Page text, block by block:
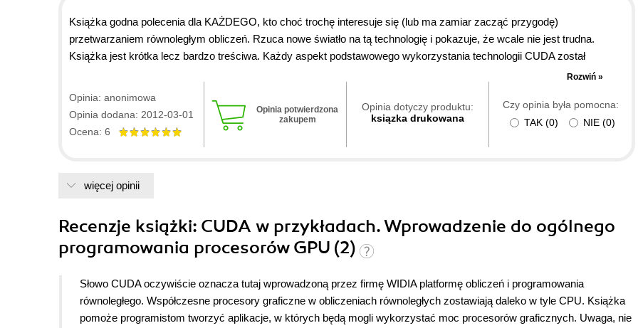
Książka godna polecenia dla KAŻDEGO, kto choć trochę interesuje się (lub ma zamiar zacząć przygodę)
przetwarzaniem równoległym obliczeń. Rzuca nowe światło na tą technologię i pokazuje, że wcale nie jest trudna.
Książka jest krótka lecz bardzo treściwa. Każdy aspekt podstawowego wykorzystania technologii CUDA został
przedstawiony wraz z przykładem. Autorzy zadbali o każdy szczegół implementacji i nawet graficzne aplikacje nikomu
sposób nie rozczarowuje. Jest dokładnie tym czego się spodziewałem. Gorąco polecam!!!
Rozwiń »
Opinia: anonimowa
Opinia dodana: 2012-03-01
Ocena: 6
Opinia potwierdzona
zakupem
Opinia dotyczy produktu:
ksiązka drukowana
Czy opinia była pomocna:
TAK (0) NIE (0)
więcej opinii
Recenzje książki: CUDA w przykładach. Wprowadzenie do ogólnego
programowania procesorów GPU (2)
Słowo CUDA oczywiście oznacza tutaj wprowadzoną przez firmę WIDIA platformę obliczeń i programowania
równoległego. Współczesne procesory graficzne w obliczeniach równoległych zostawiają daleko w tyle CPU. Książka
pomoże programistom tworzyć aplikacje, w których będą mogli wykorzystać moc procesorów graficznych. Uwaga, nie